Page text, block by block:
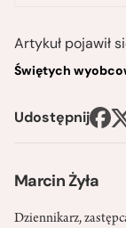
Marcin Żyła
Dziennikarz,
Artykuł pojawił
Świętych
Udostępnij